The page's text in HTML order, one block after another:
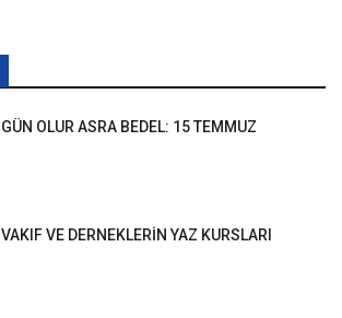
GÜN OLUR ASRA BEDEL: 15 TEMMUZ
VAKIF VE DERNEKLERİN YAZ KURSLARI